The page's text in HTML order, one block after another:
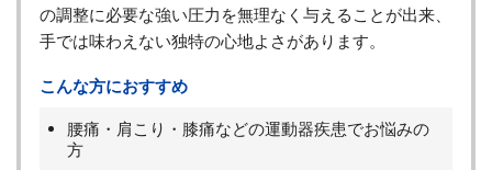
の調整に必要な強い圧力を無理なく与えることが出来、
手では味わえない独特の心地よさがあります。
こんな方におすすめ
腰痛・肩こり・膝痛などの運動器疾患でお悩みの
方